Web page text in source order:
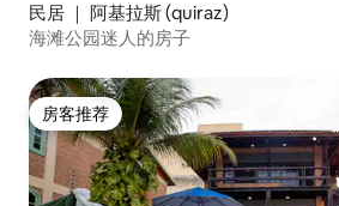
民居 ｜ 阿基拉斯 (quiraz)
海滩公园迷人的房子
房客推荐
房客推荐